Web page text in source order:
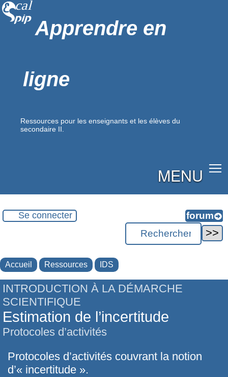
Apprendre en
ligne
Ressources pour les enseignants et les élèves du
secondaire II.
MENU
Se connecter
Accueil Ressources IDS
INTRODUCTION À LA DÉMARCHE
SCIENTIFIQUE
Estimation de l’incertitude
Protocoles d’activités
Protocoles d’activités couvrant la notion
d’« incertitude ».